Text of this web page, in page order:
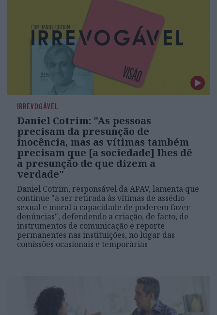
IRREVOGÁVEL
Daniel Cotrim: "As pessoas
precisam da presunção de
inocência, mas as vítimas também
precisam que [a sociedade] lhes dê
a presunção de que dizem a
verdade"
Daniel Cotrim, responsável da APAV, lamenta que
continue "a ser retirada às vítimas de assédio
sexual e moral a capacidade de poderem fazer
denúncias", defendendo a criação, de facto, de
instrumentos de comunicação e reporte
permanentes nas instituições, no lugar das
comissões ocasionais e temporárias